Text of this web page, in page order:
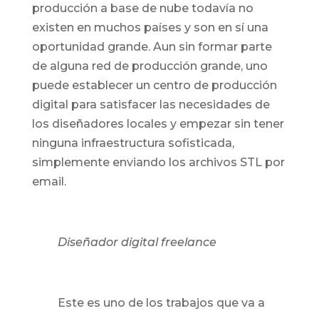
producción a base de nube todavía no
existen en muchos países y son en sí una
oportunidad grande. Aun sin formar parte
de alguna red de producción grande, uno
puede establecer un centro de producción
digital para satisfacer las necesidades de
los diseñadores locales y empezar sin tener
ninguna infraestructura sofisticada,
simplemente enviando los archivos STL por
email.
Diseñador digital freelance
Este es uno de los trabajos que va a